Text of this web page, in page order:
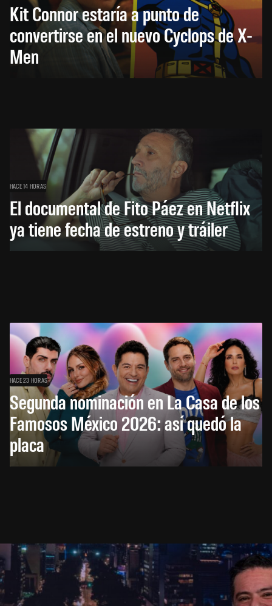
Kit Connor estaría a punto de
convertirse en el nuevo Cyclops de X-
Men
HACE 14 HORAS
El documental de Fito Páez en Netflix
ya tiene fecha de estreno y tráiler
HACE 23 HORAS
Segunda nominación en La Casa de los
Famosos México 2026: así quedó la
placa